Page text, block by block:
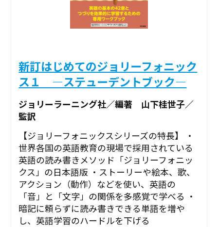
新訂はじめてのジョリーフォニック
ス１ ―ステューデントブック―
ジョリーラーニング社／編著 山下桂世子／
監訳
【ジョリーフォニックスシリーズの特長】 ・
世界各国の英語教育の現場で採用されている
英語の読み書きメソッド「ジョリーフォニッ
クス」の日本語版 ・ストーリーや絵本、歌、
アクション（動作）などを使い、英語の
「音」と「文字」の関係を多感覚で学べる ・
暗記に頼らずに読み書きできる単語を増や
し、英語学習のハードルを下げる